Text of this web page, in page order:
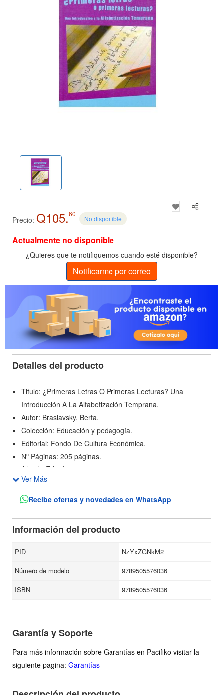
Precio: Q105.60
No disponible
Actualmente no disponible
¿Quieres que te notifiquemos cuando esté disponible?
Notificarme por correo
Detalles del producto
Titulo: ¿Primeras Letras O Primeras Lecturas? Una
Introducción A La Alfabetización Temprana.
Autor: Braslavsky, Berta.
Colección: Educación y pedagogía.
Editorial: Fondo De Cultura Económica.
Nº Páginas: 205 páginas.
Año de Edición: 2004.
La importancia de las instituciones educativas, la
postulación de una teoría del aprendizaje que incluya a la
presentación de las nuevas tecnologías como
continuadoras de tendencias ya existentes que promueven
Ver Más
Recibe ofertas y novedades en WhatsApp
Información del producto
PID
NzYxZGNkM2
Número de modelo
9789505576036
ISBN
9789505576036
Garantía y Soporte
Para más información sobre Garantías en Pacifiko visitar la
siguiente pagina: Garantías